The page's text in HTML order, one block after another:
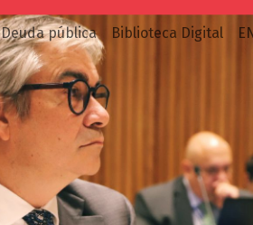
Deuda pública Biblioteca Digital